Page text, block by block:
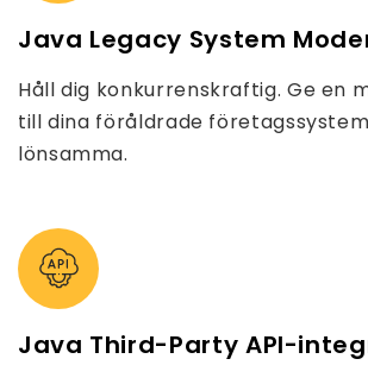
Java Legacy System
Håll dig konkurrenskraftig. Ge en
till dina föråldrade
lönsamma.
Java Third-Party API-